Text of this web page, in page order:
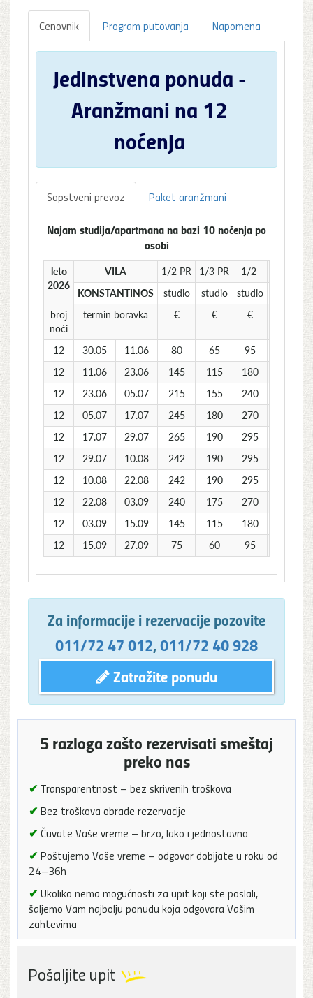
Cenovnik Program putovanja Napomena
Jedinstvena ponuda -
Aranžmani na 12
noćenja
Sopstveni prevoz Paket aranžmani
Najam studija/apartmana na bazi 10 noćenja po
osobi
leto
2026
VILA 1/2 PR 1/3 PR 1/2
KONSTANTINOS
studio studio studio
broj
noći
termin boravka € € €
12 30.05 11.06 80 65 95
12
11.06 23.06 145 115 180
12
23.06 05.07 215 155 240
12
05.07 17.07 245 180 270
12
17.07 29.07 265 190 295
12
29.07 10.08 242 190 295
12
10.08 22.08 242 190 295
12
22.08 03.09 240 175 270
12
03.09 15.09 145 115 180
12
15.09 27.09 75 60 95
Za informacije i rezervacije pozovite
011/72 47 012,011/72 40 928
Zatražite ponudu
5 razloga zašto rezervisati smeštaj
preko nas
✔ Transparentnost – bez skrivenih troškova
✔ Bez troškova obrade rezervacije
✔ Čuvate Vaše vreme – brzo, lako i jednostavno
✔ Poštujemo Vaše vreme – odgovor dobijate u roku od
24–36h
✔ Ukoliko nema mogućnosti za upit koji ste poslali,
šaljemo Vam najbolju ponudu koja odgovara Vašim
zahtevima
Pošaljite upit